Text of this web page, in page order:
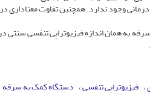
به همان اندازه فیزیوتراپی تنفسی سنتی
فیزیوتراپی تنفسی دستگاه کمک به سرفه